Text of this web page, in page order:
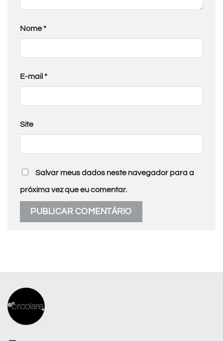
Nome*
E-mail *
Site
Salvar meus dados neste navegador para a
próxima vez que eu comentar.